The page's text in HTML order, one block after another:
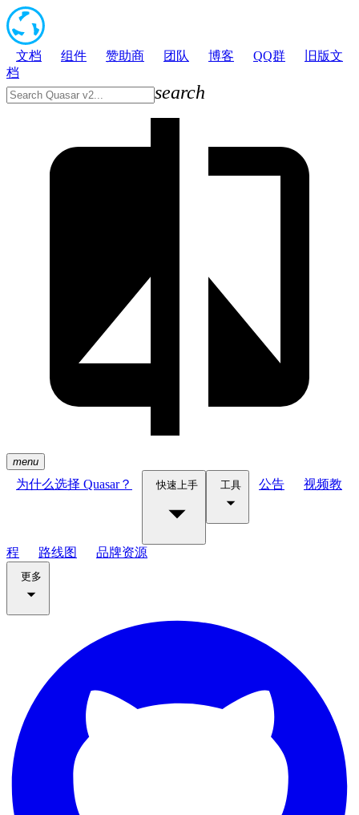
文档 组件 赞助商 团队 博客 QQ群
旧版文
档
search
menu
为什么选择 Quasar？ 快速上手 工具 公告 视频教
程 路线图 品牌资源
更多